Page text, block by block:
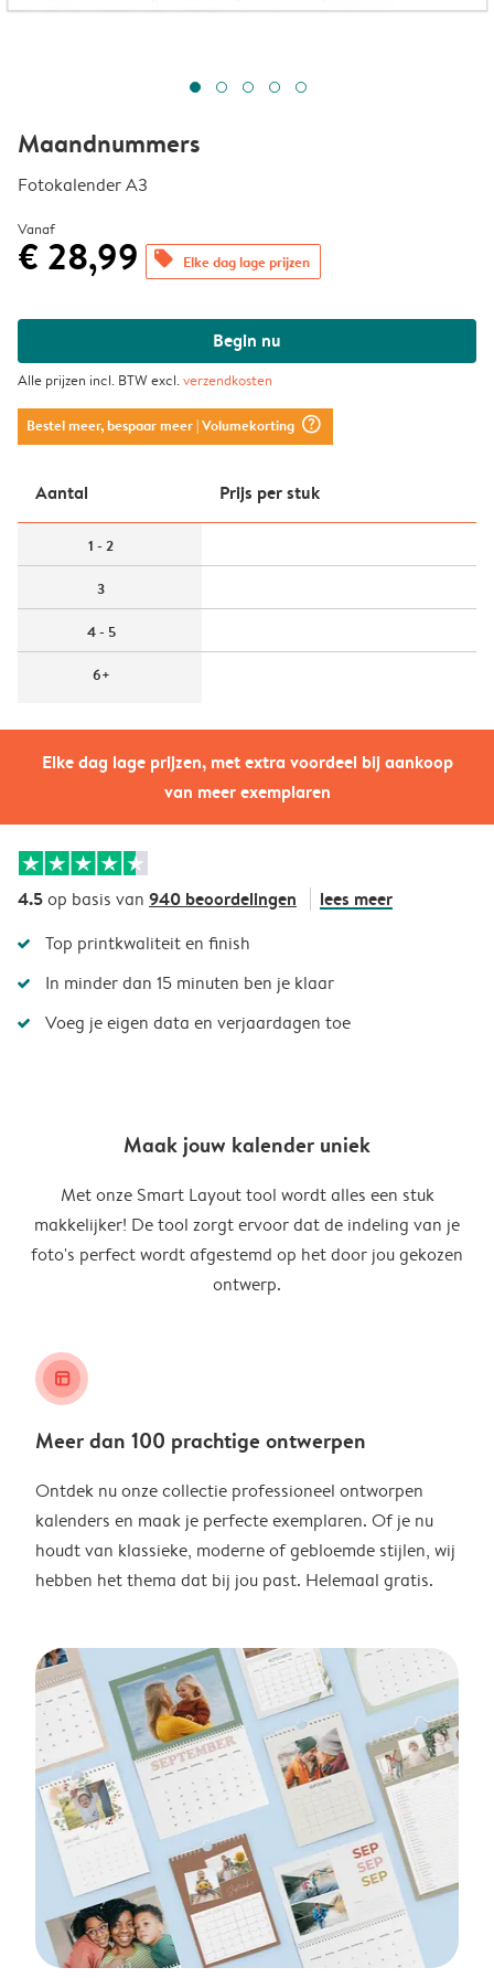
Elke dag lage prijzen, met extra voordeel bij aankoop
van meer exemplaren
Maandnummers
Fotokalender A3
Vanaf
€ 28,99 offers Elke dag lage prijzen
Begin nu
Alle prijzen incl. BTW excl.verzendkosten
Bestel meer, bespaar meer| Volumekorting question_mark_circle
Aantal Prijs per stuk
1 - 2
3
4 - 5
6+
4.5op basis van 940 beoordelingen lees meer
Top printkwaliteit en finish
In minder dan 15 minuten ben je klaar
Voeg je eigen data en verjaardagen toe
Maak jouw kalender uniek
Met onze Smart Layout tool wordt alles een stuk
makkelijker! De tool zorgt ervoor dat de indeling van je
foto's perfect wordt afgestemd op het door jou gekozen
ontwerp.
layout_alt
Meer dan 100 prachtige ontwerpen
Ontdek nu onze collectie professioneel ontworpen
kalenders en maak je perfecte exemplaren. Of je nu
houdt van klassieke, moderne of gebloemde stijlen, wij
hebben het thema dat bij jou past. Helemaal gratis.